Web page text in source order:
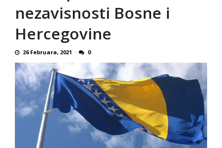
nezavisnosti Bosne i
Hercegovine
26 Februara, 2021 0